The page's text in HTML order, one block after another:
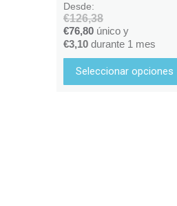
Desde:
€126,38
€76,80 único y
€3,10 durante 1 mes
Seleccionar opciones